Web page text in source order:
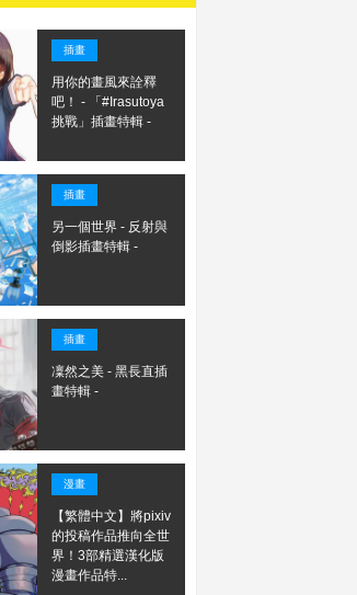
插畫
用你的畫風來詮釋
吧！ - 「#Irasutoya
挑戰」插畫特輯 -
插畫
另一個世界 - 反射與
倒影插畫特輯 -
插畫
凜然之美 - 黑長直插
畫特輯 -
漫畫
【繁體中文】將pixiv
的投稿作品推向全世
界！3部精選漢化版
漫畫作品特...